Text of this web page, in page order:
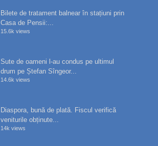
Bilete de tratament balnear în stațiuni prin
Casa de Pensii:...
15.6k views
Sute de oameni l-au condus pe ultimul
drum pe Ștefan Sîngeor...
14.6k views
Diaspora, bună de plată. Fiscul verifică
veniturile obținute...
14k views